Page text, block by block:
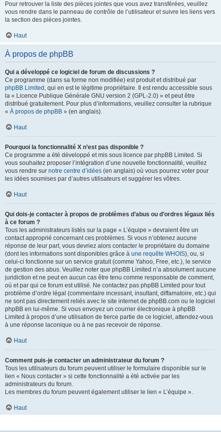
Pour retrouver la liste des pièces jointes que vous avez transférées, veuillez
vous rendre dans le panneau de contrôle de l’utilisateur et suivre les liens vers
la section des pièces jointes.
Haut
À propos de phpBB
Qui a développé ce logiciel de forum de discussions ?
Ce programme (dans sa forme non modifiée) est produit et distribué par
phpBB Limited , qui en est le légitime propriétaire. Il est rendu accessible sous
la « Licence Publique Générale GNU version 2 (GPL-2.0) » et peut être
distribué gratuitement. Pour plus d’informations, veuillez consulter la rubrique
« À propos de phpBB » (en anglais).
Haut
Pourquoi la fonctionnalité X n’est pas disponible ?
Ce programme a été développé et mis sous licence par phpBB Limited. Si
vous souhaitez proposer l’intégration d’une nouvelle fonctionnalité, veuillez
vous rendre sur notre centre d’idées (en anglais) où vous pourrez voter pour
les idées soumises par d’autres utilisateurs et suggérer les vôtres.
Haut
Qui dois-je contacter à propos de problèmes d’abus ou d’ordres légaux liés
à ce forum ?
Tous les administrateurs listés sur la page « L’équipe » devraient être un
contact approprié concernant ces problèmes. Si vous n’obtenez aucune
réponse de leur part, vous devriez alors contacter le propriétaire du domaine
(dont les informations sont disponibles grâce à une requête WHOIS), ou, si
celui-ci fonctionne sur un service gratuit (comme Yahoo, Free, etc.), le service
de gestion des abus. Veuillez noter que phpBB Limited n’a absolument aucune
juridiction et ne peut en aucun cas être tenu comme responsable de comment,
où et par qui ce forum est utilisé. Ne contactez pas phpBB Limited pour tout
problème d’ordre légal (commentaire incessant, insultant, diffamatoire, etc.) qui
ne sont pas directement reliés avec le site internet de phpBB.com ou le logiciel
phpBB en lui-même. Si vous envoyez un courrier électronique à phpBB
Limited à propos d’une utilisation de tierce partie de ce logiciel, attendez-vous
à une réponse laconique ou à ne pas recevoir de réponse.
Haut
Comment puis-je contacter un administrateur du forum ?
Tous les utilisateurs du forum peuvent utiliser le formulaire disponible sur le
lien « Nous contacter » si cette fonctionnalité a été activée par les
administrateurs du forum.
Les membres du forum peuvent également utiliser le lien « L’équipe ».
Haut